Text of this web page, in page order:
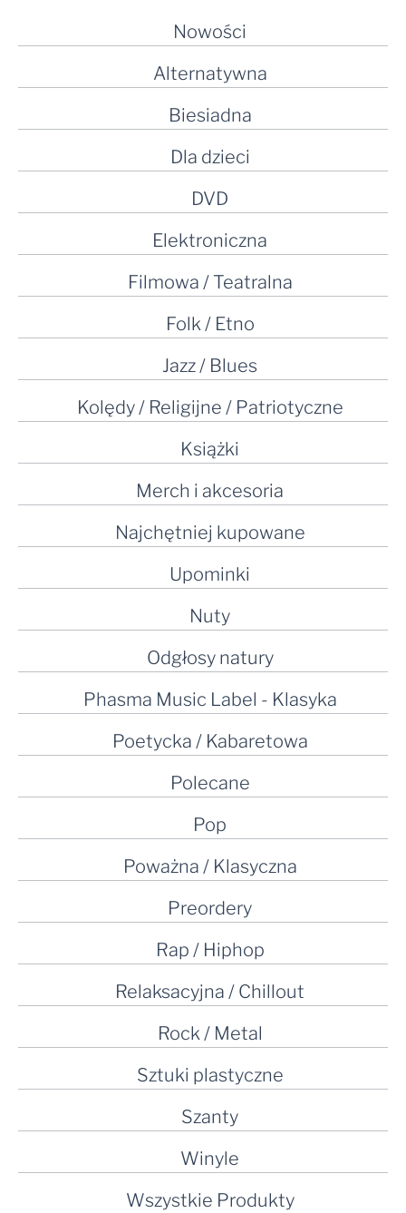
Nowości
Alternatywna
Biesiadna
Dla dzieci
DVD
Elektroniczna
Filmowa / Teatralna
Folk / Etno
Jazz / Blues
Kolędy / Religijne / Patriotyczne
Książki
Merch i akcesoria
Najchętniej kupowane
Upominki
Nuty
Odgłosy natury
Phasma Music Label - Klasyka
Poetycka / Kabaretowa
Polecane
Pop
Poważna / Klasyczna
Preordery
Rap / Hiphop
Relaksacyjna / Chillout
Rock / Metal
Sztuki plastyczne
Szanty
Winyle
Wszystkie Produkty